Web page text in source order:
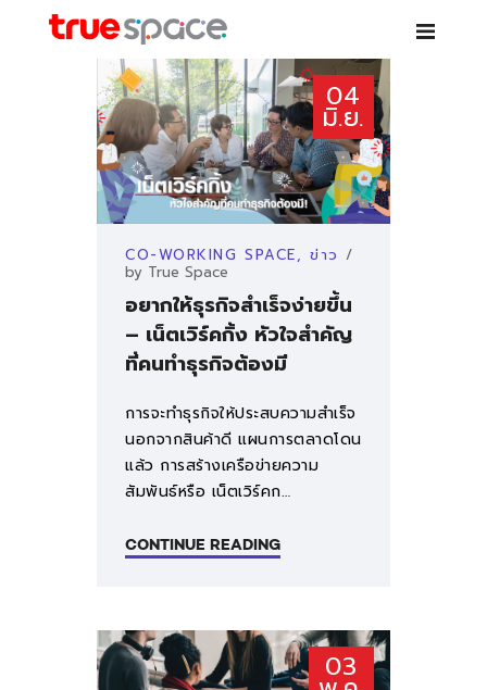
TRUE SPACE
Co-working space – เช่าห้องสัมมนา ห้องประชุม โต๊ะทำงาน สอนพิเศษ
บริการ
โปรโมชั่นพิเศษ
สาขา
NEWS
04
มิ.ย.
CO-WORKING SPACE,ข่าว
by True Space
อยากให้ธุรกิจสำเร็จง่ายขึ้น
– เน็ตเวิร์คกิ้ง หัวใจสำคัญ
ที่คนทำธุรกิจต้องมี
การจะทำธุรกิจให้ประสบความสำเร็จ
นอกจากสินค้าดี แผนการตลาดโดน
แล้ว การสร้างเครือข่ายความ
สัมพันธ์หรือ เน็ตเวิร์คก…
CONTINUE READING
03